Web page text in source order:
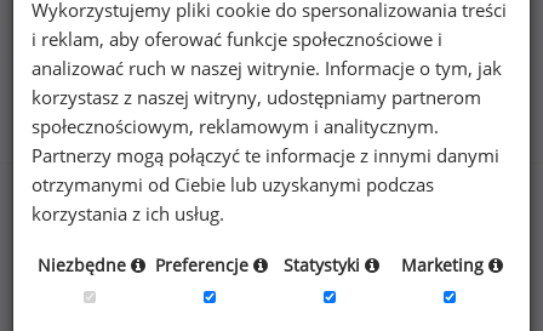
Benefity na stanowisku specjalista do spraw
sprzedaży (specjalista)
45 %
Wykorzystujemy pliki cookie do spersonalizowania treści
i reklam, aby oferować funkcje społecznościowe i
analizować ruch w naszej witrynie. Informacje o tym, jak
korzystasz z naszej witryny, udostępniamy partnerom
społecznościowym, reklamowym i analitycznym.
Partnerzy mogą połączyć te informacje z innymi danymi
otrzymanymi od Ciebie lub uzyskanymi podczas
korzystania z ich usług.
Niezbędne Preferencje Statystyki Marketing